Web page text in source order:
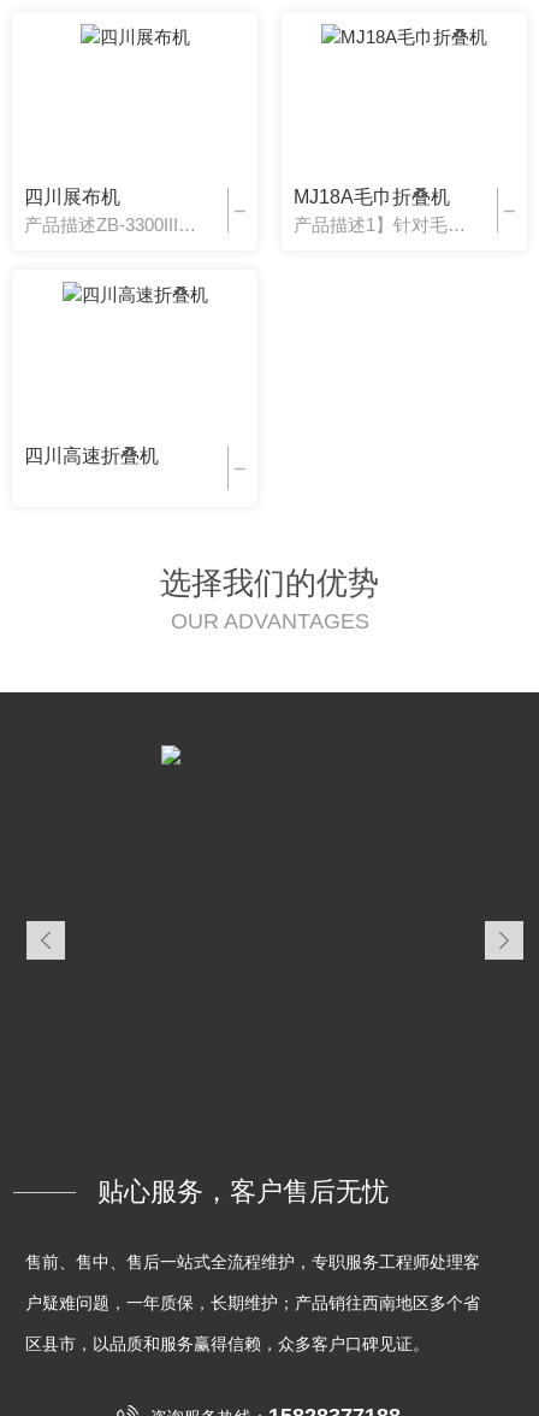
四川展布机
产品描述ZB-3300III展布机是专为******酒店和社会洗衣厂等企业涉及，主要用于床单、被套等织物的自动送料，同事针对市场需求并综合多项******技术研制而成。1、具有三工位送料功能，每个工位具有统计功能，******计量送料数量，工作效率高，节约人力成本。2、送料调速采用变频控制，已适应不同布草的熨平工艺。3
MJ18A毛巾折叠机
产品描述1】针对毛巾折叠的自动化设备，可根据客户的需求提供多种方案的折叠；2】超 高折叠速度，显著提高劳动生产率；3】折叠速度高达50米/分钟，理想状态下******规格的毛巾可折叠1500条，劳动生产率可提高3倍，多种折叠方式，满足使用者需求；4】稳定性高，减少维修成本；5】采用******的理念化设计框架结构，使得
四川高速折叠机
选择我们的优势
OUR ADVANTAGES
贴心服务，客户售后无忧
售前、售中、售后一站式全流程维护，专职服务工程师处理客
户疑难问题，一年质保，长期维护；产品销往西南地区多个省
区县市，以品质和服务赢得信赖，众多客户口碑见证。